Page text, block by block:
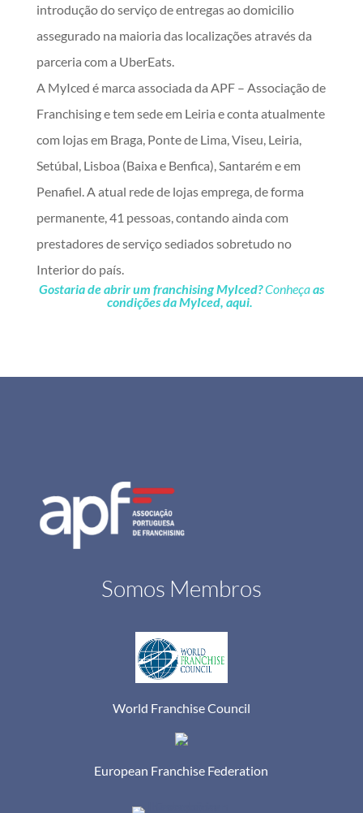
introdução do serviço de entregas ao domicilio
assegurado na maioria das localizações através da
parceria com a UberEats.
A MyIced é marca associada da APF – Associação de
Franchising e tem sede em Leiria e conta atualmente
com lojas em Braga, Ponte de Lima, Viseu, Leiria,
Setúbal, Lisboa (Baixa e Benfica), Santarém e em
Penafiel. A atual rede de lojas emprega, de forma
permanente, 41 pessoas, contando ainda com
prestadores de serviço sediados sobretudo no
Interior do país.
Gostaria de abrir um franchising MyIced?Conheçaas
condições da MyIced, aqui.
Somos Membros
World Franchise Council
European Franchise Federation